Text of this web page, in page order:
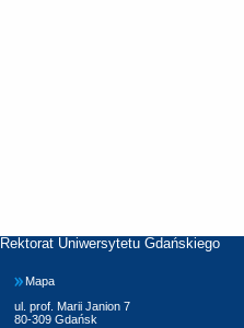
Rektorat Uniwersytetu Gdańskiego
Mapa
ul. prof. Marii Janion 7
80-309 Gdańsk